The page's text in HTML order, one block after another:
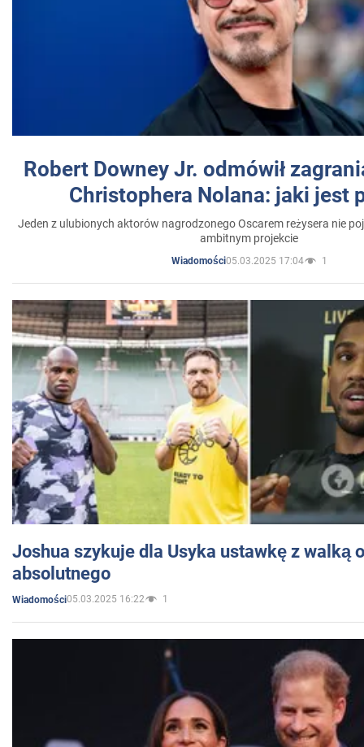
Robert Downey Jr. odmówił
Christophera Nolana: jaki jest
Jeden z ulubionych aktorów nagrodzonego Oscarem reżysera nie
ambitnym projekcie
Wiadomości05.03.2025 17:04 1
Joshua szykuje dla Usyka ustawkę z walką
absolutnego
Wiadomości05.03.2025 16:22 1